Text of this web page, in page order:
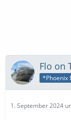
Flo on
*Phoenix
1. September 2024